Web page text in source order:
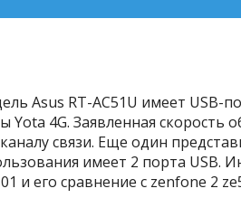
Asus RT-AC51U имеет
4G. Заявленная скорость
связи. Еще один
имеет 2 порта USB.
и его сравнение с zenfone 2